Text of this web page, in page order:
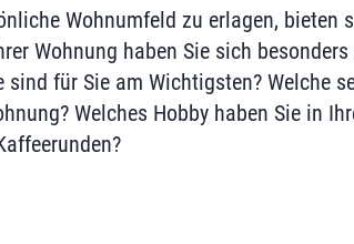
Wohnumfeld zu erlagen, bieten
Wohnung haben Sie sich
für Sie am Wichtigsten? Welche
Welches Hobby haben Sie in